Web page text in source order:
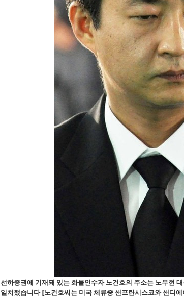
선하증권에 기재돼 있는 화물인수자 노건호의 주소는 노무현
일치했습니다 [노건호씨는 미국 체류중 샌프란시스코와 샌디